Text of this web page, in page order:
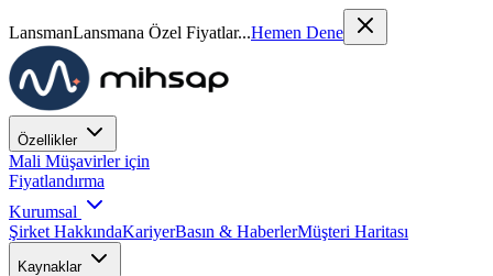
LansmanLansmana Özel Fiyatlar...Hemen Dene
Özellikler
Mali Müşavirler için
Fiyatlandırma
Kurumsal
Şirket HakkındaKariyerBasın & HaberlerMüşteri Haritası
Kaynaklar